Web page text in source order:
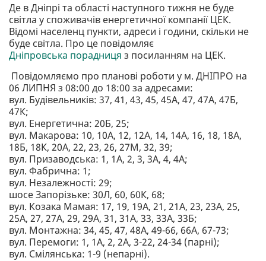
Де в Дніпрі та області наступного тижня не буде
світла у споживачів енергетичної компанії ЦЕК.
Відомі населенц пункти, адреси і години, скільки не
буде світла. Про це повідомляє
Дніпровська порадниця з посиланням на ЦЕК.
Повідомляємо про планові роботи у м. ДНІПРО на
06 ЛИПНЯ з 08:00 до 18:00 за адресами:
вул. Будівельників: 37, 41, 43, 45, 45А, 47, 47А, 47Б,
47К;
вул. Енергетична: 20Б, 25;
вул. Макарова: 10, 10А, 12, 12А, 14, 14А, 16, 18, 18А,
18Б, 18К, 20А, 22, 23, 26, 27М, 32, 39;
вул. Призаводська: 1, 1А, 2, 3, 3А, 4, 4А;
вул. Фабрична: 1;
вул. Незалежності: 29;
шосе Запорізьке: 30Л, 60, 60К, 68;
вул. Козака Мамая: 17, 19, 19А, 21, 21А, 23, 23А, 25,
25А, 27, 27А, 29, 29А, 31, 31А, 33, 33А, 33Б;
вул. Монтажна: 34, 45, 47, 48А, 49-66, 66А, 67-73;
вул. Перемоги: 1, 1А, 2, 2А, 3-22, 24-34 (парні);
вул. Смілянська: 1-9 (непарні).